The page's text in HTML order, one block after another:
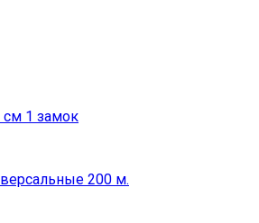
см 1 замок
200 м.